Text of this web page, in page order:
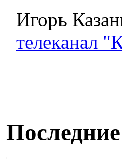
Игорь
телеканал